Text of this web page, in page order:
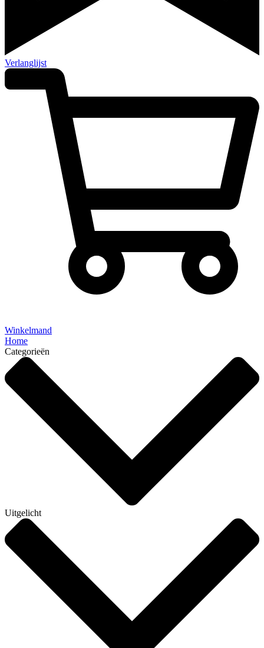
Verlanglijst
Winkelmand
Home
Categorieën
Uitgelicht